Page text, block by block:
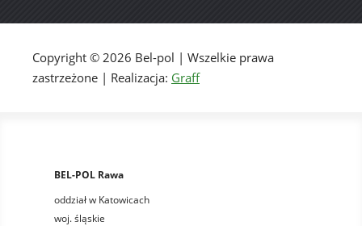
Copyright © 2026 Bel-pol | Wszelkie prawa
zastrzeżone | Realizacja: Graff
BEL-POL Rawa
oddział w Katowicach
woj. śląskie